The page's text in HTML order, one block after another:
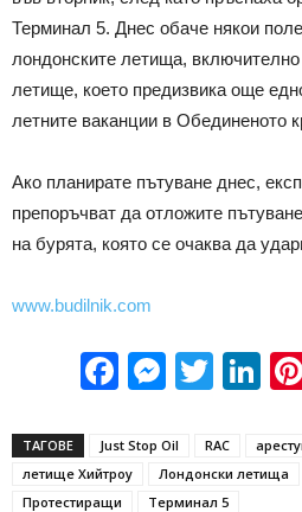
Терминал 5. Днес обаче някои
лондонските летища,
летище, което предизвика още
летните ваканции в Обединеното
Ако планирате пътуване днес,
препоръчват да отложите
на бурята, която се очаква да
www.budilnik.com
Facebook
ТАГОВЕ Just Stop Oil RAC
летище Хийтроу
Лондонски летища
Протестиращи
Терминал 5